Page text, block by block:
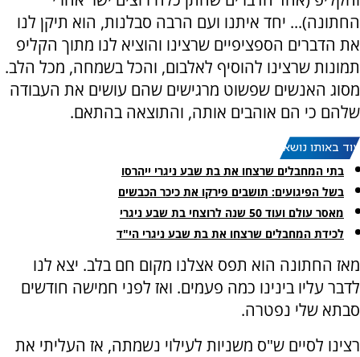
החתונה)... יחד איתנו ועם הרבה סבלנות, הוא תיקן לנו
את הדברים הספציפיים שרצינו והוציא לנו מתוך הקליפ
תמונות שרצינו להוסיף לאלבום, והכל בשמחה, מכל הלב.
מסוג האנשים שפשוט מרגישים שהם עושים את העבודה
שלהם כי הם אוהבים אותה, והתוצאה בהתאם.
עוד באותו נושא:
בתי המחבלים שרצחו את בת שבע ניגרי ייהרסו
בשל הפיגועים: תושבים פירקו את כיכר הכבשים
מאסר עולם ועוד 50 שנה לרוצחי בת שבע ניגרי
לכידת המחבלים שרצחו את בת שבע ניגרי הי"ד
מאז החתונה הוא תפס אצלנו מקום חם בלב. יצא לנו
לדבר עליו בינינו כמה פעמים. ואז לפני חמישה חודשים
סבתא שלי נפטרה.
רצינו לסיים ש"ס משניות לעילוי נשמתה, אז העליתי את